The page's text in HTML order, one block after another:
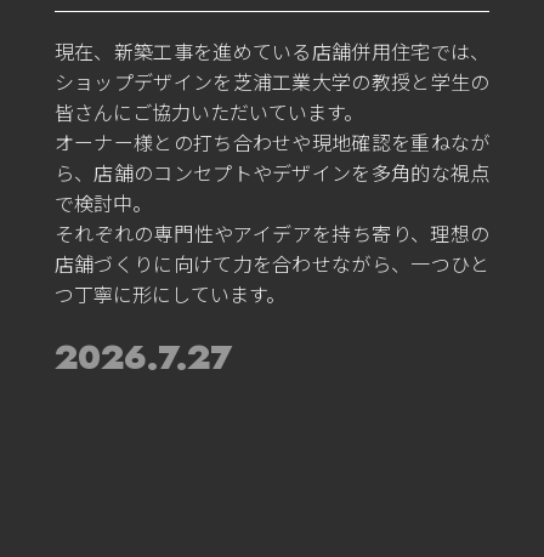
現在、新築工事を進めている店舗併用住宅では、
ショップデザインを芝浦工業大学の教授と学生の
皆さんにご協力いただいています。
オーナー様との打ち合わせや現地確認を重ねなが
ら、店舗のコンセプトやデザインを多角的な視点
で検討中。
それぞれの専門性やアイデアを持ち寄り、理想の
店舗づくりに向けて力を合わせながら、一つひと
つ丁寧に形にしています。
2026.7.27